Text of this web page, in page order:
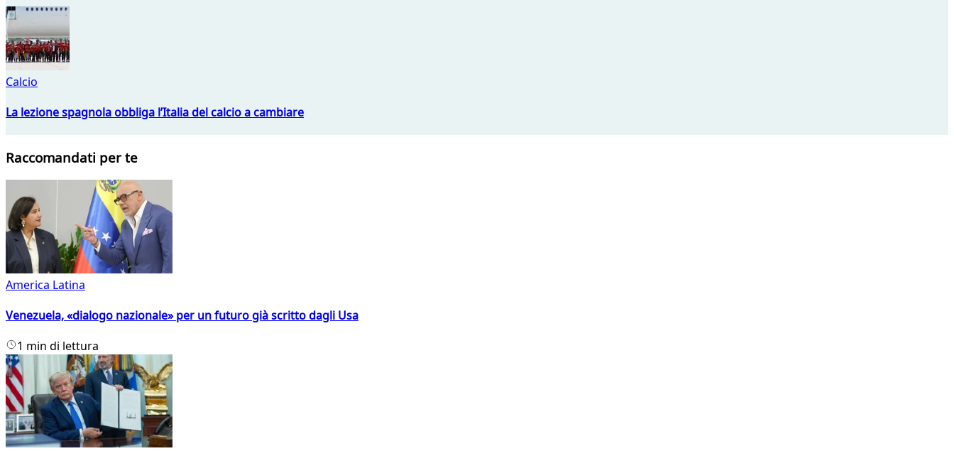
Calcio
La lezione spagnola obbliga l’Italia del calcio a cambiare
Raccomandati per te
America Latina
Venezuela, «dialogo nazionale» per un futuro già scritto dagli Usa
1 min di lettura